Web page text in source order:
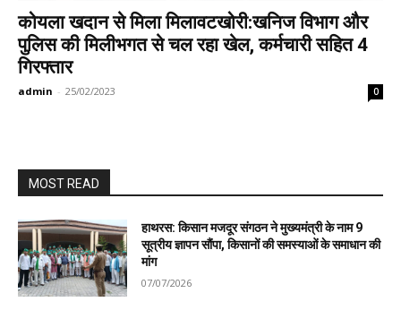
कोयला खदान से मिला मिलावटखोरी:खनिज विभाग और
पुलिस की मिलीभगत से चल रहा खेल, कर्मचारी सहित 4
गिरफ्तार
admin - 25/02/2023 0
MOST READ
हाथरस: किसान मजदूर संगठन ने मुख्यमंत्री के नाम 9
सूत्रीय ज्ञापन सौंपा, किसानों की समस्याओं के समाधान की
मांग
07/07/2026